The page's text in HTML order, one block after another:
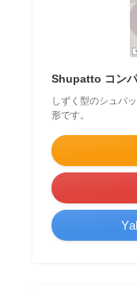
Shupatto コン
しずく型のシュパ
形です。